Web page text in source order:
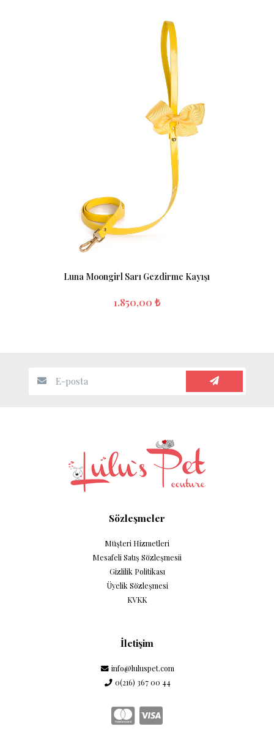
Luna Moongirl Sarı Gezdirme Kayışı
1.850,00 ₺
Sözleşmeler
Müşteri Hizmetleri
Mesafeli Satış Sözleşmesii
Gizlilik Politikası
Üyelik Sözleşmesi
KVKK
İletişim
info@luluspet.com
0(216) 367 00 44